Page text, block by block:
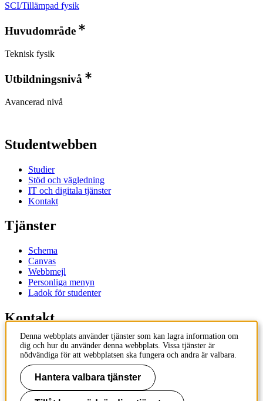
SCI/Tillämpad fysik
Huvudområde
Teknisk fysik
Utbildningsnivå
Avancerad nivå
Studentwebben
Studier
Stöd och vägledning
IT och digitala tjänster
Kontakt
Tjänster
Schema
Canvas
Webbmejl
Personliga menyn
Ladok för studenter
Kontakt
Kontakta utbildningsprogram
Kontakta kurs
IT-support
KTH Entré
Denna webbplats använder tjänster som kan lagra information om
dig och hur du använder denna webbplats. Vissa tjänster är
nödvändiga för att webbplatsen ska fungera och andra är valbara.
Hantera valbara tjänster